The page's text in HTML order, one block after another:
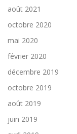
août 2021
octobre 2020
mai 2020
février 2020
décembre 2019
octobre 2019
août 2019
juin 2019